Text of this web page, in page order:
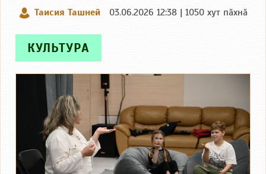
Таисия Ташней 03.06.2026 12:38 | 1050 хут пӑхнӑ
КУЛЬТУРА